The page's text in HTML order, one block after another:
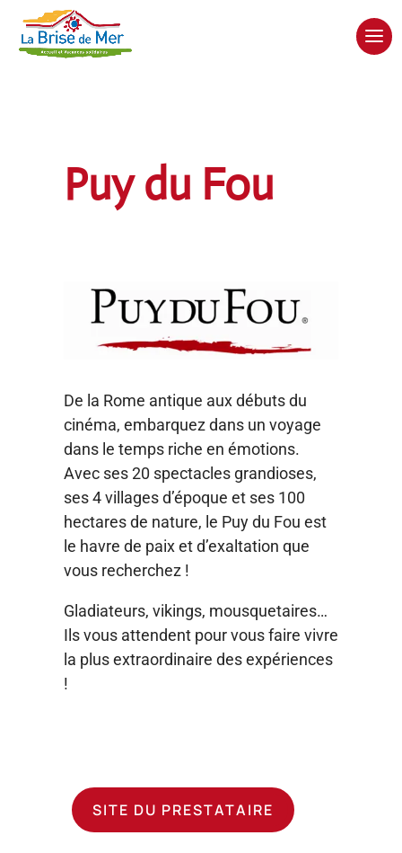
Puy du Fou
De la Rome antique aux débuts du
cinéma, embarquez dans un voyage
dans le temps riche en émotions.
Avec ses 20 spectacles grandioses,
ses 4 villages d’époque et ses 100
hectares de nature, le Puy du Fou est
le havre de paix et d’exaltation que
vous recherchez !​ ​
Gladiateurs, vikings, mousquetaires…
Ils vous attendent pour vous faire vivre
la plus extraordinaire des expériences
!​
SITE DU PRESTATAIRE